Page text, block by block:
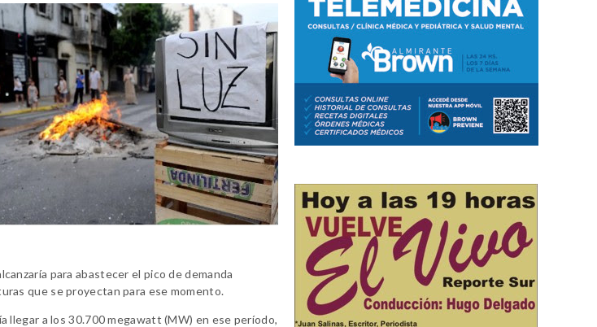
para abastecer el pico de demanda
que se proyectan para ese momento.
llegar a los 30.700 megawatt (MW) en ese período,